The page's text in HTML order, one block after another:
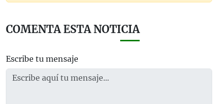
COMENTA ESTA NOTICIA
Escribe tu mensaje